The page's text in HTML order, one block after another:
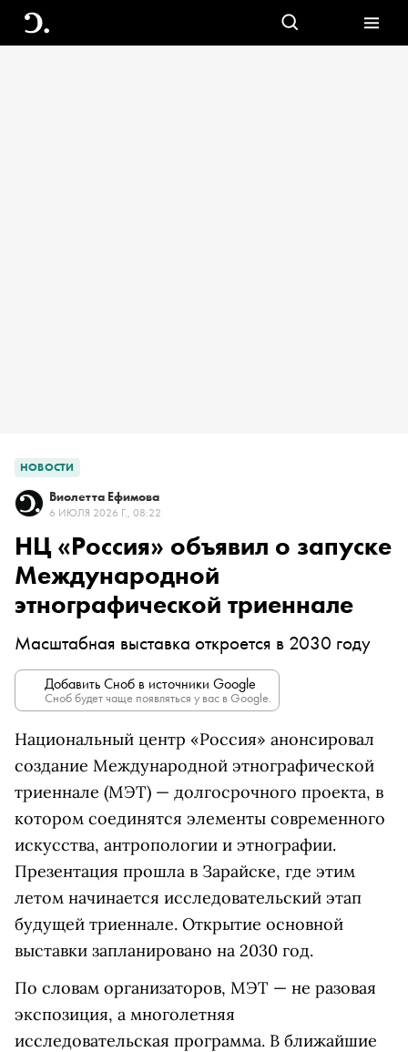
НОВОСТИ
Виолетта Ефимова
6 ИЮЛЯ 2026 Г., 08:22
НЦ «Россия» объявил о запуске
Международной
этнографической триеннале
Масштабная выставка откроется в 2030 году
Добавить Сноб в источники Google
Сноб будет чаще появляться у вас в Google.
Национальный центр «Россия» анонсировал
создание Международной этнографической
триеннале (МЭТ) — долгосрочного проекта, в
котором соединятся элементы современного
искусства, антропологии и этнографии.
Презентация прошла в Зарайске, где этим
летом начинается исследовательский этап
будущей триеннале. Открытие основной
выставки запланировано на 2030 год.
По словам организаторов, МЭТ — не разовая
экспозиция, а многолетняя
исследовательская программа. В ближайшие